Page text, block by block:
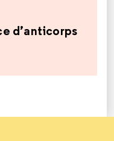
d’anticorps